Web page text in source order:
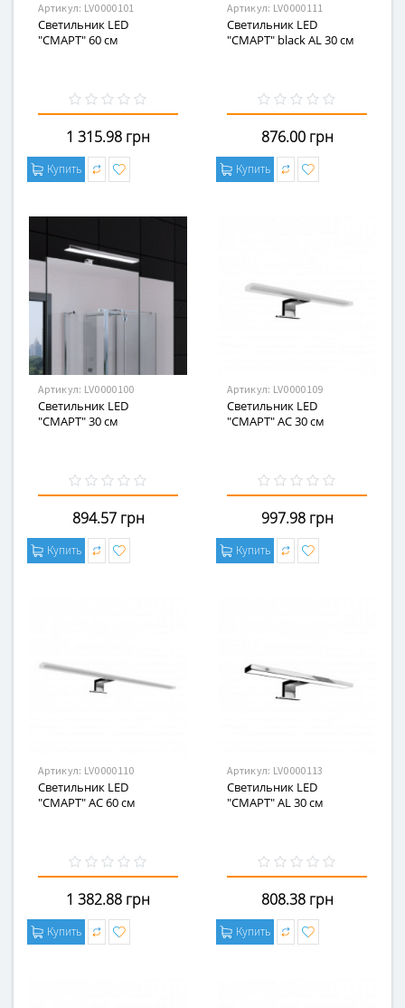
Артикул: LV0000101
Светильник LED
"СМАРТ" 60 см
1 315.98 грн
Купить
Артикул: LV0000111
Светильник LED
"СМАРТ" black AL 30 см
876.00 грн
Купить
Артикул: LV0000100
Светильник LED
"СМАРТ" 30 см
894.57 грн
Купить
Артикул: LV0000109
Светильник LED
"СМАРТ" AC 30 см
997.98 грн
Купить
Артикул: LV0000110
Светильник LED
"СМАРТ" AC 60 см
1 382.88 грн
Купить
Артикул: LV0000113
Светильник LED
"СМАРТ" AL 30 см
808.38 грн
Купить